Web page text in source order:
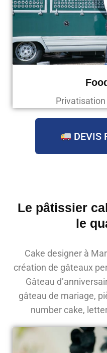
DEVIS
Le pâtissier
le
Cake designer à
création de gâteaux
Gâteau
gâteau de mariage,
number cake,